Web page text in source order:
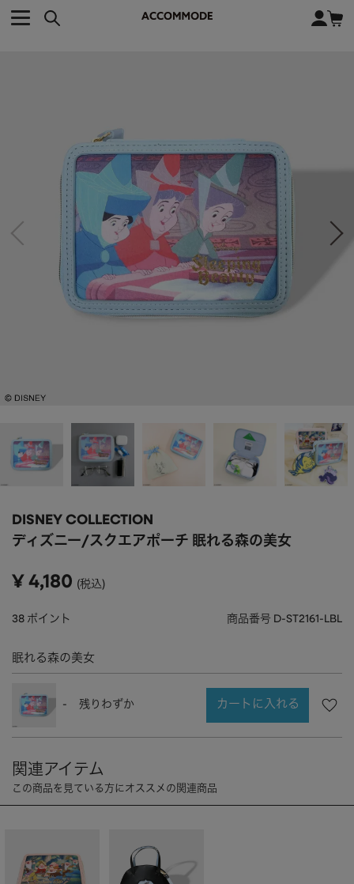
CATEGORY カテゴリー
ショルダーバッグ
カゴバッグ
BACKPACK バックパック
ECO BAG エコバッグ
その他
ファッション
CAP/HAT
SHOES/SOCKSシューズ・ソックス
RAIN GOODS レイングッズ
ALLすべて
WALLET財布
PASS CASE
TABLEWARE テーブルウェア
CHARM キーホルダー・チャーム
OTHERその他
MOBILEモバイル
I PHONE CASE iPhoneケース
BRAND ブランド
KEYWORD
オススメキーワード
ポカホンタス ミーコ パーシー ジョンスミス
サンリオ ダイカット ポーチ チャーム
トート
～
在庫のある商品のみ表示
DISNEY COLLECTION
ディズニー/スクエアポーチ 眠れる森の美女
¥ 4,180 税込
38 ポイント 商品番号 D-ST2161-LBL
眠れる森の美女
- 残りわずか カートに入れる